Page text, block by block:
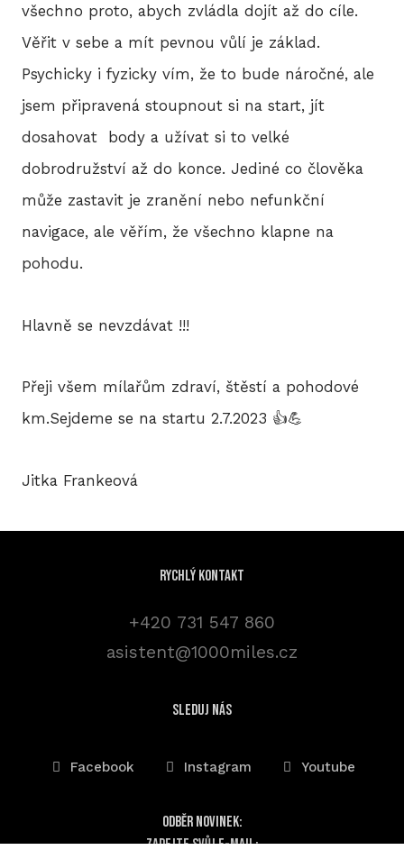
všechno proto, abych zvládla dojít až do cíle.
Věřit v sebe a mít pevnou vůlí je základ.
Psychicky i fyzicky vím, že to bude náročné, ale
jsem připravená stoupnout si na start, jít
dosahovat body a užívat si to velké
dobrodružství až do konce. Jediné co člověka
může zastavit je zranění nebo nefunkční
navigace, ale věřím, že všechno klapne na
pohodu.
Hlavně se nevzdávat !!!
Přeji všem mílařům zdraví, štěstí a pohodové
km.Sejdeme se na startu 2.7.2023 👍💪
Jitka Frankeová
Rychlý kontakt
+420 731 547 860
asistent@1000miles.cz
sleduj nás
Facebook Instagram Youtube
Odběr novinek:
Zadejte svůj e-mail: